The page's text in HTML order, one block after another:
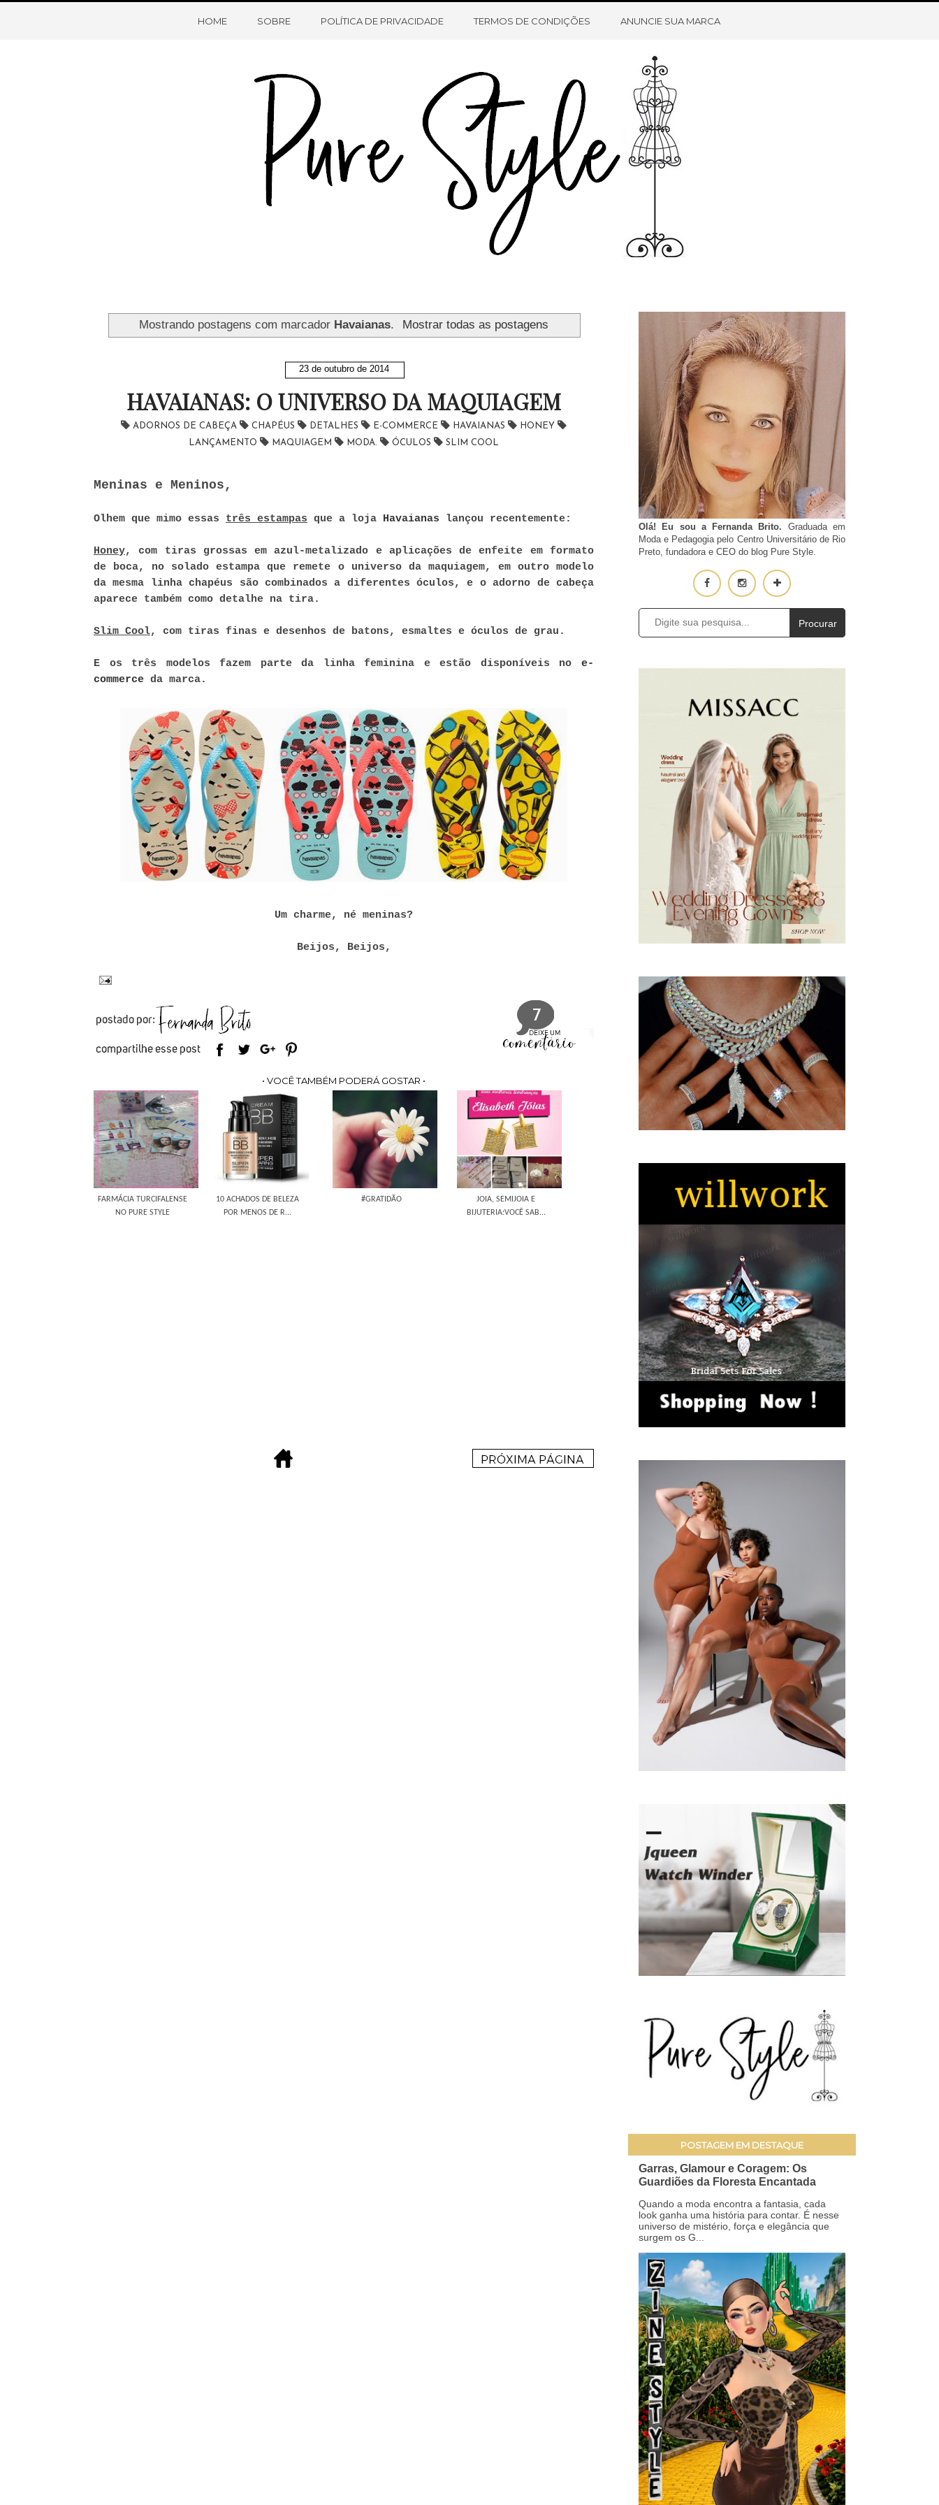
HOME SOBRE O BLOG CONTATO
HOME SOBRE POLÍTICA DE PRIVACIDADE TERMOS DE CONDIÇÕES ANUNCIE SUA MARCA
Mostrando postagens com marcador Havaianas. Mostrar todas as postagens
23 de outubro de 2014
HAVAIANAS: O UNIVERSO DA MAQUIAGEM
ADORNOS DE CABEÇA CHAPÉUS DETALHES E-COMMERCE HAVAIANAS
HONEY
LANÇAMENTO
MAQUIAGEM MODA. ÓCULOS SLIM COOL
Meninas e Meninos,
Olhem que mimo essas três estampas que a loja Havaianas lançou recentemente:
Honey, com tiras grossas em azul-metalizado e aplicações de enfeite em formato
de boca, no solado estampa que remete o universo da maquiagem, em outro modelo
da mesma linha chapéus são combinados a diferentes óculos, e o adorno de cabeça
aparece também como detalhe na tira.
Slim Cool, com tiras finas e desenhos de batons, esmaltes e óculos de grau.
E os três modelos fazem parte da linha feminina e estão disponíveis no e-
commerce da marca.
Um charme, né meninas?
Beijos, Beijos,
7
• VOCÊ TAMBÉM PODERÁ GOSTAR •
FARMÁCIA TURCIFALENSE
NO PURE STYLE
10 ACHADOS DE BELEZA
POR MENOS DE R...
#GRATIDÃO
JOIA, SEMIJOIA E
BIJUTERIA:VOCÊ SAB...
Olá! Eu sou a Fernanda Brito. Graduada em
Moda e Pedagogia pelo Centro Universitário de Rio
Preto, fundadora e CEO do blog Pure Style.
Procurar
POSTAGEM EM DESTAQUE
Garras, Glamour e Coragem: Os
Guardiões da Floresta Encantada
Quando a moda encontra a fantasia, cada
look ganha uma história para contar. É nesse
universo de mistério, força e elegância que
surgem os G...